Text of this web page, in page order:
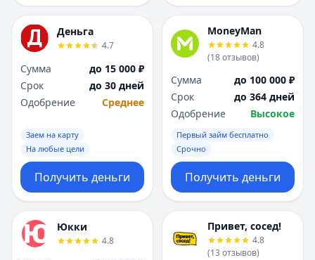
Деньга
4.7
Сумма
до 15 000 ₽
Срок
до 30 дней
Одобрение
Среднее
Заем на карту
На любые цели
Получить деньги
MoneyMan
4.8
(18отзывов)
Сумма
до 100 000 ₽
Срок
до 364 дней
Одобрение
Высокое
Первый займ бесплатно
Срочно
Получить деньги
Юкки
4.8
Привет, сосед!
4.8
(13 отзывов)